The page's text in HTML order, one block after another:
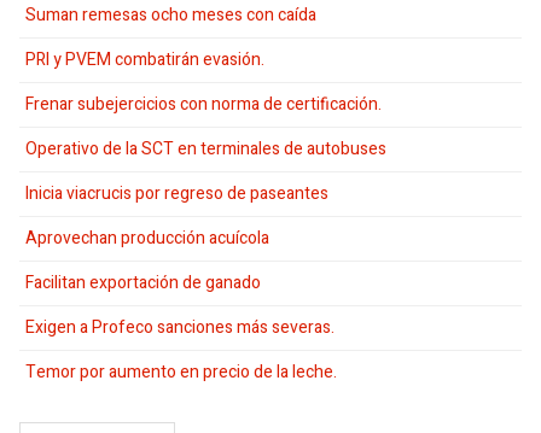
Suman remesas ocho meses con caída
PRI y PVEM combatirán evasión.
Frenar subejercicios con norma de certificación.
Operativo de la SCT en terminales de autobuses
Inicia viacrucis por regreso de paseantes
Aprovechan producción acuícola
Facilitan exportación de ganado
Exigen a Profeco sanciones más severas.
Temor por aumento en precio de la leche.